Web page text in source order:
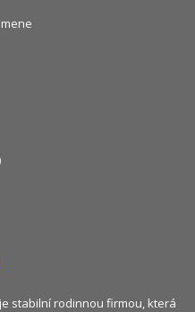
stabilní rodinnou firmou, která